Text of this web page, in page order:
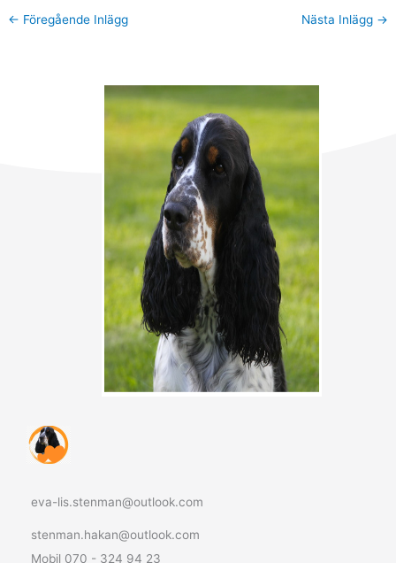
← Föregående Inlägg Nästa Inlägg →
eva-lis.stenman@outlook.com
stenman.hakan@outlook.com
Mobil 070 - 324 94 23